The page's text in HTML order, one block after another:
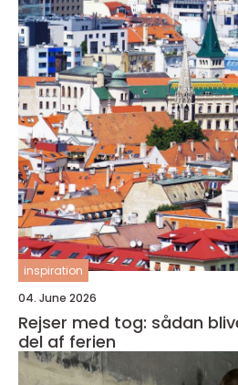
inspiration
04. June 2026
Rejser med tog: sådan
del af ferien